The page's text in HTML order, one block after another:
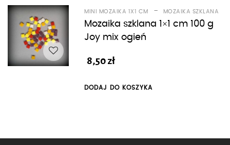
MINI MOZAIKA 1X1 CM - MOZAIKA SZKLANA
Mozaika szklana 1×1 cm 100 g
Joy mix ogień
8,50zł
DODAJ DO KOSZYKA